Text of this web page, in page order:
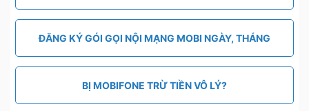
ĐĂNG KÝ GÓI GỌI NỘI MẠNG MOBI NGÀY, THÁNG
BỊ MOBIFONE TRỪ TIỀN VÔ LÝ?